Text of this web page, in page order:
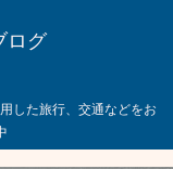
ログ
した旅行、交通などをお